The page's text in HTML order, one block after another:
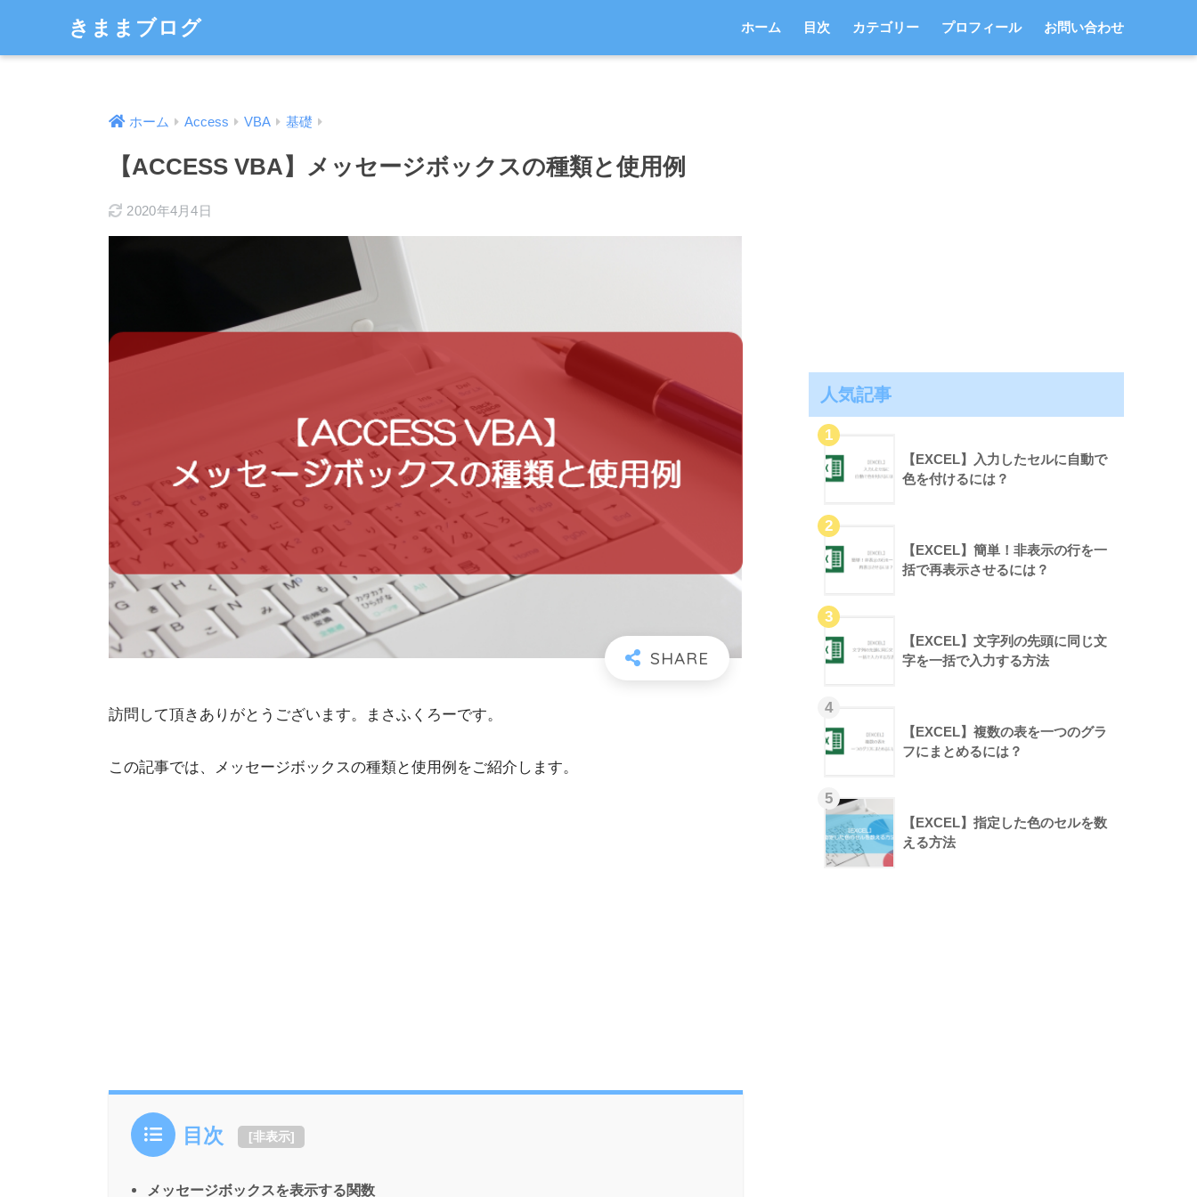
きままブログ ホーム 目次 カテゴリー プロフィール お問い合わせ
ホーム Access VBA 基礎
【ACCESS VBA】メッセージボックスの種類と使用例
2020年4月4日
訪問して頂きありがとうございます。まさふくろーです。
この記事では、メッセージボックスの種類と使用例をご紹介します。
目次 [非表示]
メッセージボックスを表示する関数
人気記事
【EXCEL】入力したセルに自動で
色を付けるには？
【EXCEL】簡単！非表示の行を一
括で再表示させるには？
【EXCEL】文字列の先頭に同じ文
字を一括で入力する方法
【EXCEL】複数の表を一つのグラ
フにまとめるには？
【EXCEL】指定した色のセルを数
える方法